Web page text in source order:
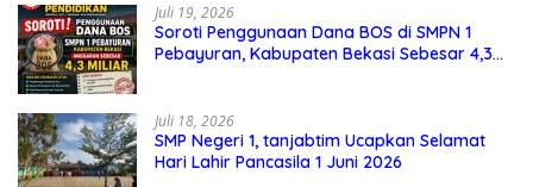
Juli 19, 2026
Soroti Penggunaan Dana BOS di SMPN 1
Pebayuran, Kabupaten Bekasi Sebesar 4,3
Juli 18, 2026
SMP Negeri 1, tanjabtim Ucapkan Selamat
Hari Lahir Pancasila 1 Juni 2026